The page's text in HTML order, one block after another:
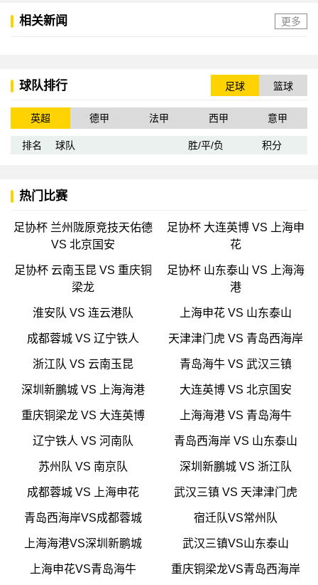
相关新闻 更多
球队排行 足球 篮球
英超 德甲 法甲 西甲 意甲
排名 球队 胜/平/负 积分
热门比赛
足协杯 兰州陇原竞技天佑德
VS 北京国安
足协杯 大连英博 VS 上海申
花
足协杯 云南玉昆 VS 重庆铜
梁龙
足协杯 山东泰山 VS 上海海
港
淮安队 VS 连云港队 上海申花 VS 山东泰山
成都蓉城 VS 辽宁铁人 天津津门虎 VS 青岛西海岸
浙江队 VS 云南玉昆 青岛海牛 VS 武汉三镇
深圳新鵬城 VS 上海海港 大连英博 VS 北京国安
重庆铜梁龙 VS 大连英博 上海海港 VS 青岛海牛
辽宁铁人 VS 河南队 青岛西海岸 VS 山东泰山
苏州队 VS 南京队 深圳新鵬城 VS 浙江队
成都蓉城 VS 上海申花 武汉三镇 VS 天津津门虎
青岛西海岸VS成都蓉城 宿迁队VS常州队
上海海港VS深圳新鹏城 武汉三镇VS山东泰山
上海申花VS青岛海牛 重庆铜梁龙VS青岛西海岸